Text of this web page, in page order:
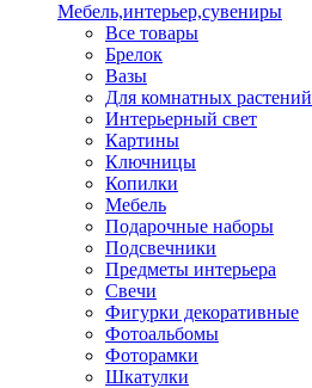
Мебель,интерьер,сувениры
Все товары
Брелок
Вазы
Для комнатных растений
Интерьерный свет
Картины
Ключницы
Копилки
Мебель
Подарочные наборы
Подсвечники
Предметы интерьера
Свечи
Фигурки декоративные
Фотоальбомы
Фоторамки
Шкатулки